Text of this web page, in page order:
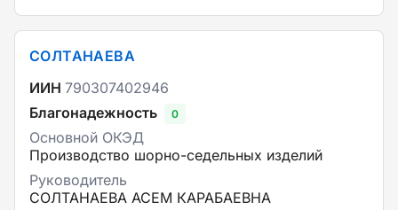
СОЛТАНАЕВА
ИИН 790307402946
Благонадежность
0
Основной ОКЭД
Производство шорно-седельных изделий
Руководитель
СОЛТАНАЕВА АСЕМ КАРАБАЕВНА